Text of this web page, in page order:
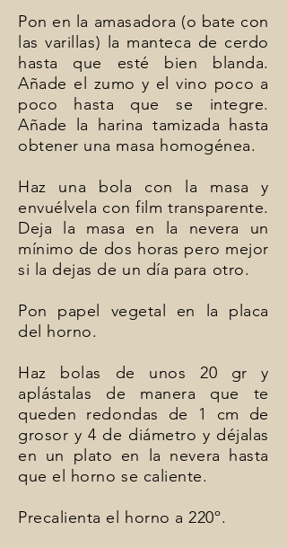
Pon en la amasadora (o bate con
las varillas) la manteca de cerdo
hasta que esté bien blanda.
Añade el zumo y el vino poco a
poco hasta que se integre.
Añade la harina tamizada hasta
obtener una masa homogénea.
Haz una bola con la masa y
envuélvela con film transparente.
Deja la masa en la nevera un
mínimo de dos horas pero mejor
si la dejas de un día para otro.
Pon papel vegetal en la placa
del horno.
Haz bolas de unos 20 gr y
aplástalas de manera que te
queden redondas de 1 cm de
grosor y 4 de diámetro y déjalas
en un plato en la nevera hasta
que el horno se caliente.
Precalienta el horno a 220º.